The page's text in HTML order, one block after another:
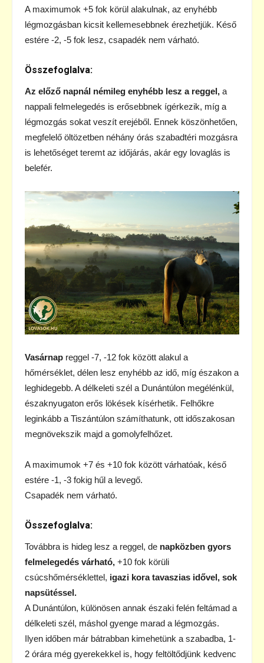
A maximumok +5 fok körül alakulnak, az enyhébb
légmozgásban kicsit kellemesebbnek érezhetjük. Késő
estére -2, -5 fok lesz, csapadék nem várható.
Összefoglalva:
Az előző napnál némileg enyhébb lesz a reggel, a
nappali felmelegedés is erősebbnek ígérkezik, míg a
légmozgás sokat veszít erejéből. Ennek köszönhetően,
megfelelő öltözetben néhány órás szabadtéri mozgásra
is lehetőséget teremt az időjárás, akár egy lovaglás is
belefér.
Vasárnap reggel -7, -12 fok között alakul a
hőmérséklet, délen lesz enyhébb az idő, míg északon a
leghidegebb. A délkeleti szél a Dunántúlon megélénkül,
északnyugaton erős lökések kísérhetik. Felhőkre
leginkább a Tiszántúlon számíthatunk, ott időszakosan
megnövekszik majd a gomolyfelhőzet.
A maximumok +7 és +10 fok között várhatóak, késő
estére -1, -3 fokig hűl a levegő.
Csapadék nem várható.
Összefoglalva:
Továbbra is hideg lesz a reggel, de napközben gyors
felmelegedés várható, +10 fok körüli
csúcshőmérséklettel, igazi kora tavaszias idővel, sok
napsütéssel.
A Dunántúlon, különösen annak északi felén feltámad a
délkeleti szél, máshol gyenge marad a légmozgás.
Ilyen időben már bátrabban kimehetünk a szabadba, 1-
2 órára még gyerekekkel is, hogy feltöltődjünk kedvenc